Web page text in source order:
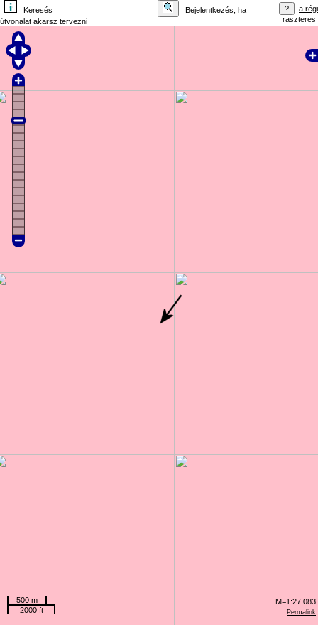
Keresés Bejelentkezés , ha
útvonalat akarsz tervezni
a régi
raszteres
Permalink
500 m
2000 ft
M=1:27 083